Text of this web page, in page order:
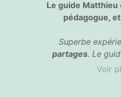
gestion des
Le guide
pédagogue,
Superbe
partages. Le
compétent,
Voir